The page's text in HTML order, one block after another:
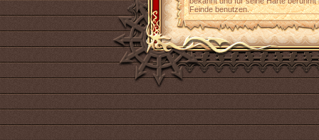
Feinde benutzen.